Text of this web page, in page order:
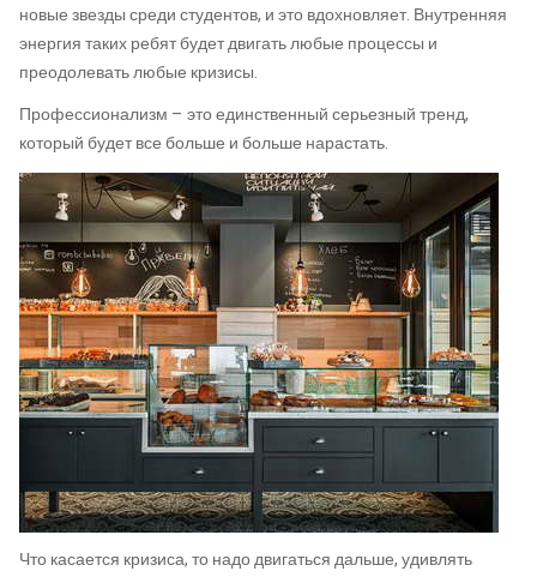
новые звезды среди студентов, и это вдохновляет. Внутренняя
энергия таких ребят будет двигать любые процессы и
преодолевать любые кризисы.
Профессионализм – это единственный серьезный тренд,
который будет все больше и больше нарастать.
Что касается кризиса, то надо двигаться дальше, удивлять